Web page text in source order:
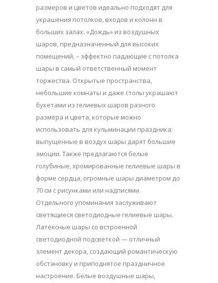
размеров и цветов идеально подходят для
украшения потолков, входов и колонн в
больших залах. «Дождь» из воздушных
шаров, предназначенный для высоких
помещений, – эффектно падающие с потолка
шары в самый ответственный момент
торжества. Открытые пространства,
небольшие комнаты и даже столы украшают
букетами из гелиевых шаров разного
размера и цвета, которые можно
использовать для кульминации праздника:
выпущенные в воздух шары дарят большие
эмоции. Также предлагаются белые
голубиные, хромированные гелиевые шары в
форме сердца, огромные шары диаметром до
70 см с рисунками или надписями.
Отдельного упоминания заслуживают
светящиеся светодиодные гелиевые шары.
Латексные шары со встроенной
светодиодной подсветкой — отличный
элемент декора, создающий романтическую
обстановку и приподнятое праздничное
настроение. Белые воздушные шары,